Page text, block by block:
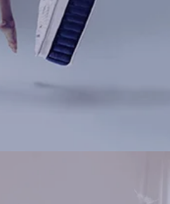
οποία μπορείτε να
εσάς και τις νύχτες σας.